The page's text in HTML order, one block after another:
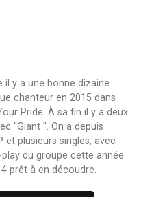
il y a une bonne dizaine
chanteur en 2015 dans
Pride. À sa fin il y a deux
"Giant ". On a depuis
et plusieurs singles, avec
du groupe cette année.
prêt à en découdre.